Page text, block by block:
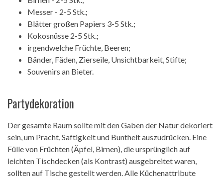
Messer - 2-5 Stk.;
Blätter großen Papiers 3-5 Stk.;
Kokosnüsse 2-5 Stk.;
irgendwelche Früchte, Beeren;
Bänder, Fäden, Zierseile, Unsichtbarkeit, Stifte;
Souvenirs an Bieter.
Partydekoration
Der gesamte Raum sollte mit den Gaben der Natur dekoriert
sein, um Pracht, Saftigkeit und Buntheit auszudrücken. Eine
Fülle von Früchten (Äpfel, Birnen), die ursprünglich auf
leichten Tischdecken (als Kontrast) ausgebreitet waren,
sollten auf Tische gestellt werden. Alle Küchenattribute